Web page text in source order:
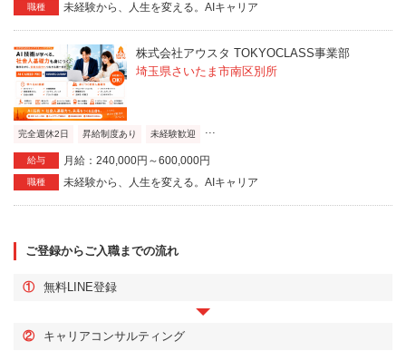
職種 未経験から、人生を変える。AIキャリア
株式会社アウスタ TOKYOCLASS事業部
埼玉県さいたま市南区別所
完全週休2日 昇給制度あり 未経験歓迎
給与 月給：240,000円～600,000円
職種 未経験から、人生を変える。AIキャリア
ご登録からご入職までの流れ
① 無料LINE登録
② キャリアコンサルティング